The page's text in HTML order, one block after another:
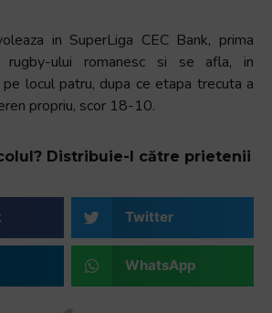
in SuperLiga CEC Bank, prima
rugby-ului romanesc si se afla, in
locul patru, dupa ce etapa trecuta a
propriu, scor 18-10.
Distribuie-l către prietenii
Twitter
WhatsApp